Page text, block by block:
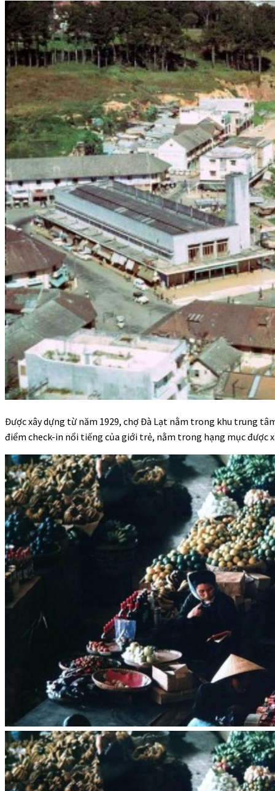
Được xây dựng từ năm 1929, chợ Đà Lạt nằm trong khu trung
điểm check-in nổi tiếng của giới trẻ, nằm trong hạng mục được